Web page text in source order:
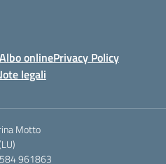
Albo onlinePrivacy Policy
legali
Motto
961863